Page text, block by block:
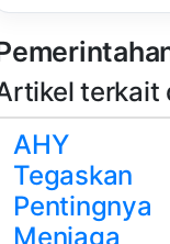
terkait
AHY
Tegaskan
Pentingnya
Menjaga